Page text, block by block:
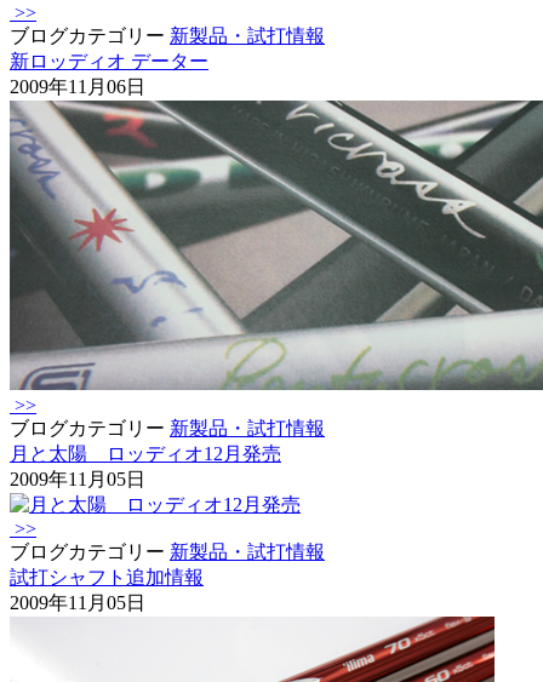
>>
ブログカテゴリー 新製品・試打情報
新ロッディオ データー
2009年11月06日
>>
ブログカテゴリー 新製品・試打情報
月と太陽 ロッディオ12月発売
2009年11月05日
>>
ブログカテゴリー 新製品・試打情報
試打シャフト追加情報
2009年11月05日